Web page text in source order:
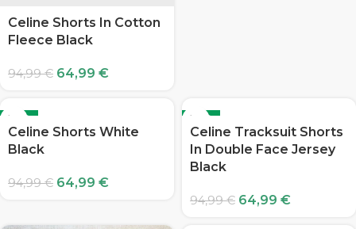
Celine Shorts In Cotton
Fleece Black
94,99€ 64,99 €
-32%
Celine Shorts White
Black
94,99€ 64,99 €
-32%
Celine Tracksuit Shorts
In Double Face Jersey
Black
94,99€ 64,99 €